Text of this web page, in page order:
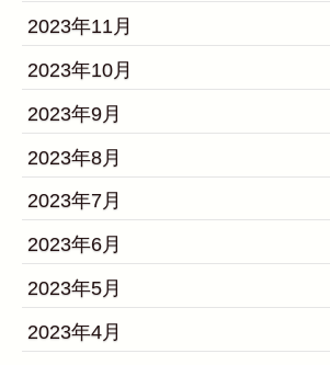
2023年11月
2023年10月
2023年9月
2023年8月
2023年7月
2023年6月
2023年5月
2023年4月